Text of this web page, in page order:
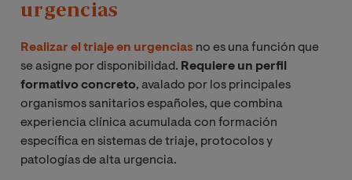
urgencias
Realizar el triaje en urgencias no es una función que
se asigne por disponibilidad. Requiere un perfil
formativo concreto, avalado por los principales
organismos sanitarios españoles, que combina
experiencia clínica acumulada con formación
específica en sistemas de triaje, protocolos y
patologías de alta urgencia.